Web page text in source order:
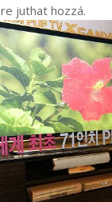
juthat hozzá.